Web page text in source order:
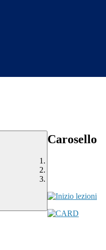
Carosello